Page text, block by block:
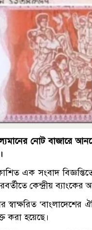
নোট বাজারে
এক সংবাদ
কেন্দ্রীয়
‘বাংলাদেশের
করা হয়েছে।